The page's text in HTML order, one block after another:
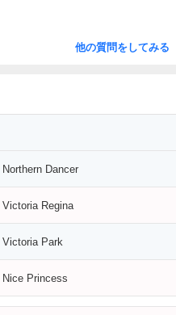
他の質問をしてみる
Northern Dancer
Victoria Regina
Victoria Park
Nice Princess